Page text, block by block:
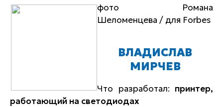
фото Романа
Шеломенцева / для Forbes
ВЛАДИСЛАВ
МИРЧЕВ
Что разработал: принтер,
работающий на светодиодах